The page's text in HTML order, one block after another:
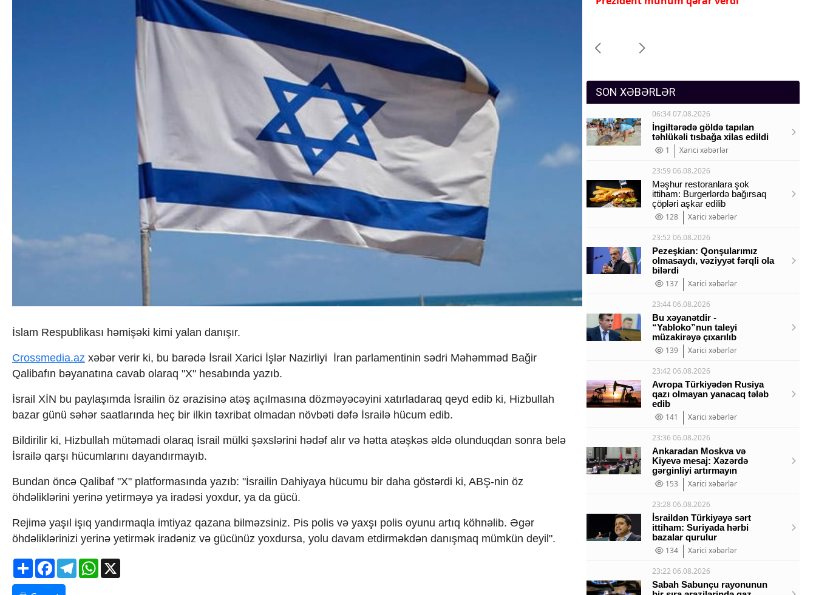
Səhiyyə
Ailə və uşaq
Əmək və sosial siyasət
Kənd təsərrüfatı
Hərbi sənaye
Telekommunikasiya və nəqliyyat
COP29
Cəmiyyət
Crossmedia.az - 1 yaş
Siyasət
Məhkəmə və hüquq
Ekologiya
Zəfər - 5
Gənclər və İdman
Media və QHT
Hadisə
Sağlamlıq
Sosium
Mənəvi dəyərlər
Texnologiya
Mətbuat-150
Əlaqə
İslam Respublikası həmişəki kimi yalan danışır.
Crossmedia.az xəbər verir ki, bu barədə İsrail Xarici İşlər Nazirliyi İran parlamentinin sədri Məhəmməd Bağir
Qalibafın bəyanatına cavab olaraq "X" hesabında yazıb.
İsrail XİN bu paylaşımda İsrailin öz ərazisinə atəş açılmasına dözməyəcəyini xatırladaraq qeyd edib ki, Hizbullah
bazar günü səhər saatlarında heç bir ilkin təxribat olmadan növbəti dəfə İsrailə hücum edib.
Bildirilir ki, Hizbullah mütəmadi olaraq İsrail mülki şəxslərini hədəf alır və hətta atəşkəs əldə olunduqdan sonra belə
İsrailə qarşı hücumlarını dayandırmayıb.
Bundan öncə Qalibaf "X" platformasında yazıb: "İsrailin Dahiyaya hücumu bir daha göstərdi ki, ABŞ-nin öz
öhdəliklərini yerinə yetirməyə ya iradəsi yoxdur, ya da gücü.
Rejimə yaşıl işıq yandırmaqla imtiyaz qazana bilməzsiniz. Pis polis və yaxşı polis oyunu artıq köhnəlib. Əgər
öhdəliklərinizi yerinə yetirmək iradəniz və gücünüz yoxdursa, yolu davam etdirməkdən danışmaq mümkün deyil".
ShareFacebookTelegramWhatsApp
daimi nümayəndəsi geri çağırılıb
SON XƏBƏRLƏR
06:34 07.08.2026
İngiltərədə göldə tapılan
təhlükəli tısbağa xilas edildi
1
Xarici xəbərlər
23:59 06.08.2026
Məşhur restoranlara şok
ittiham: Burgerlərdə bağırsaq
çöpləri aşkar edilib
128
Xarici xəbərlər
23:52 06.08.2026
Pezeşkian: Qonşularımız
olmasaydı, vəziyyət fərqli ola
bilərdi
137
Xarici xəbərlər
23:44 06.08.2026
Bu xəyanətdir -
“Yabloko”nun taleyi
müzakirəyə çıxarılıb
139
Xarici xəbərlər
23:42 06.08.2026
Avropa Türkiyədən Rusiya
qazı olmayan yanacaq tələb
edib
141
Xarici xəbərlər
23:36 06.08.2026
Ankaradan Moskva və
Kiyevə mesaj: Xəzərdə
gərginliyi artırmayın
153
Xarici xəbərlər
23:28 06.08.2026
İsraildən Türkiyəyə sərt
ittiham: Suriyada hərbi
bazalar qurulur
134
Xarici xəbərlər
23:22 06.08.2026
Sabah Sabunçu rayonunun